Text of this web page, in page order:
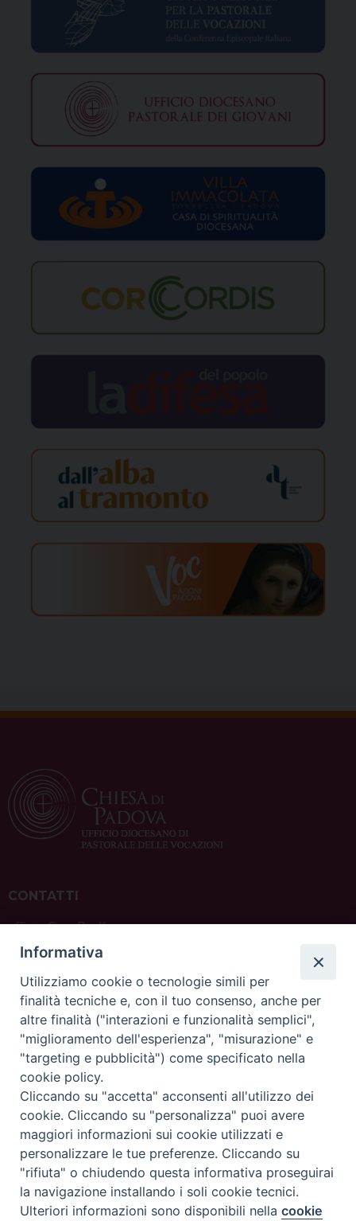
CONTATTI
ufficio: Casa Pio X
via Bonporti, 20 – 35141 Padova
tel: +39 351 619 2354
e mail:ufficiovocazionipadova@gmail.com
sede: Casa Sant'Andrea
via Valmarana, 20 – 35133 Padova
instagram:@casasantandreapadova
e mail:casasantandreapadova@gmail.com
Copyright© ChiesadiPadova2022 Privacy Policy
Preferenze Cookie
Informativa
Utilizziamo cookie o tecnologie simili per
finalità tecniche e, con il tuo consenso, anche per
altre finalità ("interazioni e funzionalità semplici",
"miglioramento dell'esperienza", "misurazione" e
"targeting e pubblicità") come specificato nella
cookie policy.
Cliccando su "accetta" acconsenti all'utilizzo dei
cookie. Cliccando su "personalizza" puoi avere
maggiori informazioni sui cookie utilizzati e
personalizzare le tue preferenze. Cliccando su
"rifiuta" o chiudendo questa informativa proseguirai
la navigazione installando i soli cookie tecnici.
Ulteriori informazioni sono disponibili nellacookie